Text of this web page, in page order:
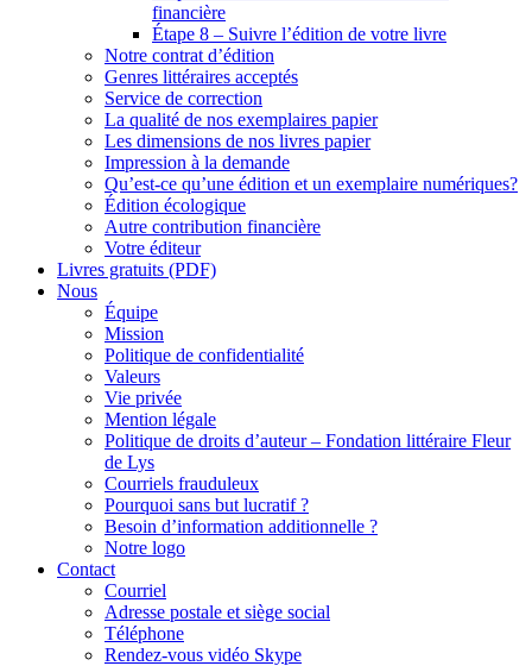
financière
Étape 8 – Suivre l’édition de votre livre
Notre contrat d’édition
Genres littéraires acceptés
Service de correction
La qualité de nos exemplaires papier
Les dimensions de nos livres papier
Impression à la demande
Qu’est-ce qu’une édition et un exemplaire numériques?
Édition écologique
Autre contribution financière
Votre éditeur
Livres gratuits (PDF)
Nous
Équipe
Mission
Politique de confidentialité
Valeurs
Vie privée
Mention légale
Politique de droits d’auteur – Fondation littéraire Fleur
de Lys
Courriels frauduleux
Pourquoi sans but lucratif ?
Besoin d’information additionnelle ?
Notre logo
Contact
Courriel
Adresse postale et siège social
Téléphone
Rendez-vous vidéo Skype